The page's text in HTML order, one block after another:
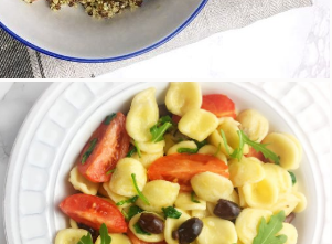
olive e basilico